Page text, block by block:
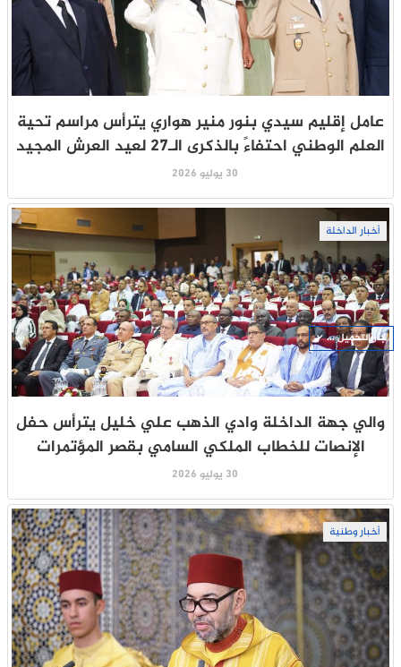
عامل إقليم سيدي بنور منير هواري يترأس مراسم تحية
العلم الوطني احتفاءً بالذكرى الـ27 لعيد العرش المجيد
30 يوليو 2026
أخبار الداخلة
والي جهة الداخلة وادي الذهب علي خليل يترأس حفل
الإنصات للخطاب الملكي السامي بقصر المؤتمرات
30 يوليو 2026
أخبار وطنية
جار التحميل ...